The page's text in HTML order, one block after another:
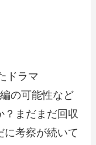
ドラマ
の可能性など
？まだまだ回収
に考察が続いて